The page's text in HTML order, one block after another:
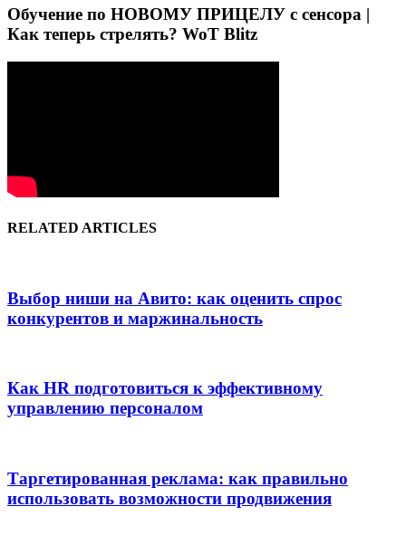
Обучение по НОВОМУ ПРИЦЕЛУ с сенсора |
Как теперь стрелять? WoT Blitz
RELATED ARTICLES
Выбор ниши на Авито: как оценить спрос
конкурентов и маржинальность
Как HR подготовиться к эффективному
управлению персоналом
Таргетированная реклама: как правильно
использовать возможности продвижения